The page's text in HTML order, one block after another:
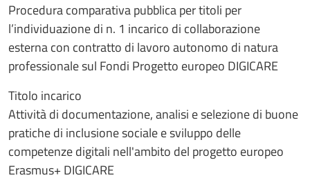
Procedura comparativa pubblica per titoli per
l’individuazione di n. 1 incarico di collaborazione
esterna con contratto di lavoro autonomo di natura
professionale sul Fondi Progetto europeo DIGICARE
Titolo incarico
Attività di documentazione, analisi e selezione di buone
pratiche di inclusione sociale e sviluppo delle
competenze digitali nell'ambito del progetto europeo
Erasmus+ DIGICARE